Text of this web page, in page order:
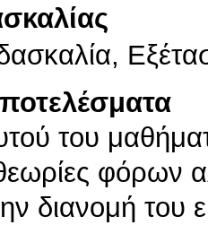
του
φόρων
διανομή του